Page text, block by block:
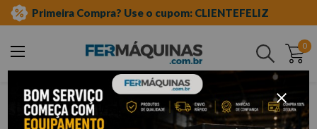
Primeira Compra? Use o cupom: CLIENTEFELIZ
0
Buscar
ferramentas automotivas especiais
kit correia dentada